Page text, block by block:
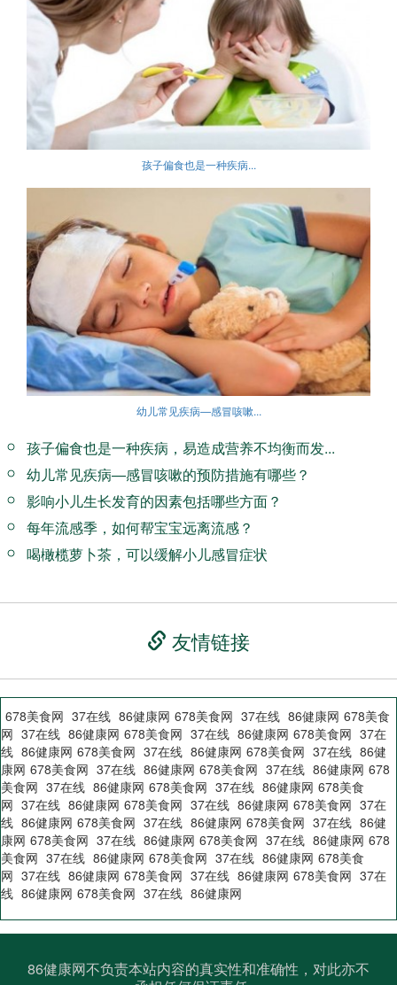
孩子偏食也是一种疾病...
幼儿常见疾病—感冒咳嗽...
孩子偏食也是一种疾病，易造成营养不均衡而发...
幼儿常见疾病—感冒咳嗽的预防措施有哪些？
影响小儿生长发育的因素包括哪些方面？
每年流感季，如何帮宝宝远离流感？
喝橄榄萝卜茶，可以缓解小儿感冒症状
友情链接
678美食网 37在线 86健康网 678美食网 37在线 86健康网 678美食
网 37在线 86健康网 678美食网 37在线 86健康网 678美食网 37在
线 86健康网 678美食网 37在线 86健康网 678美食网 37在线 86健
康网 678美食网 37在线 86健康网 678美食网 37在线 86健康网 678
美食网 37在线 86健康网 678美食网 37在线 86健康网 678美食
网 37在线 86健康网 678美食网 37在线 86健康网 678美食网 37在
线 86健康网 678美食网 37在线 86健康网 678美食网 37在线 86健
康网 678美食网 37在线 86健康网 678美食网 37在线 86健康网 678
美食网 37在线 86健康网 678美食网 37在线 86健康网 678美食
网 37在线 86健康网 678美食网 37在线 86健康网 678美食网 37在
线 86健康网 678美食网 37在线 86健康网
86健康网不负责本站内容的真实性和准确性，对此亦不